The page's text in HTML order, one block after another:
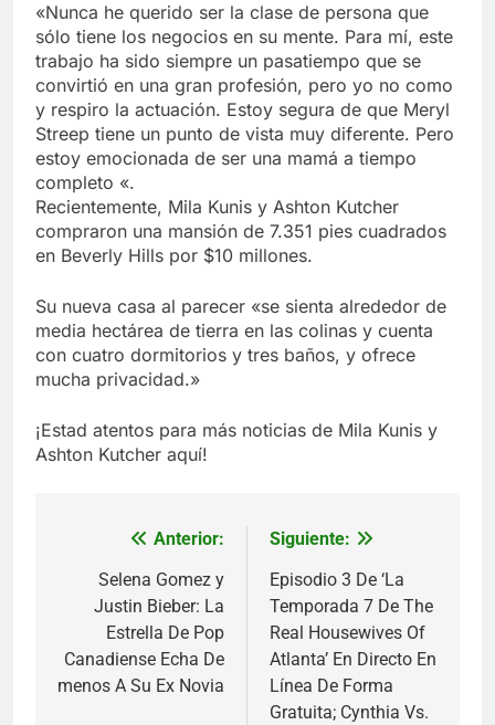
«Nunca he querido ser la clase de persona que
sólo tiene los negocios en su mente. Para mí, este
trabajo ha sido siempre un pasatiempo que se
convirtió en una gran profesión, pero yo no como
y respiro la actuación. Estoy segura de que Meryl
Streep tiene un punto de vista muy diferente. Pero
estoy emocionada de ser una mamá a tiempo
completo «.
Recientemente, Mila Kunis y Ashton Kutcher
compraron una mansión de 7.351 pies cuadrados
en Beverly Hills por $10 millones.
Su nueva casa al parecer «se sienta alrededor de
media hectárea de tierra en las colinas y cuenta
con cuatro dormitorios y tres baños, y ofrece
mucha privacidad.»
¡Estad atentos para más noticias de Mila Kunis y
Ashton Kutcher aquí!
Navegación
entradas
Anterior:
Selena Gomez y
Justin Bieber: La
Estrella De Pop
Canadiense Echa De
menos A Su Ex Novia
Siguiente:
Episodio 3 De ‘La
Temporada 7 De The
Real Housewives Of
Atlanta’ En Directo En
Línea De Forma
Gratuita; Cynthia Vs.